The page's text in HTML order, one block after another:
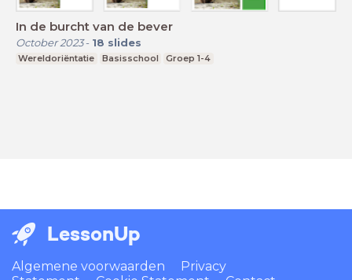
In de burcht van de bever
October 2023- 18 slides
Wereldoriëntatie Basisschool Groep 1-4
LessonUp
Algemene voorwaarden
Privacy